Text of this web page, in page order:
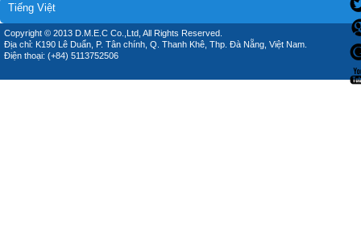
Tiếng Việt
Copyright © 2013 D.M.E.C Co.,Ltd, All Rights Reserved.
Địa chỉ: K190 Lê Duẩn, P. Tân chính, Q. Thanh Khê, Thp. Đà Nẵng, Việt Nam.
Điện thoại: (+84) 5113752506